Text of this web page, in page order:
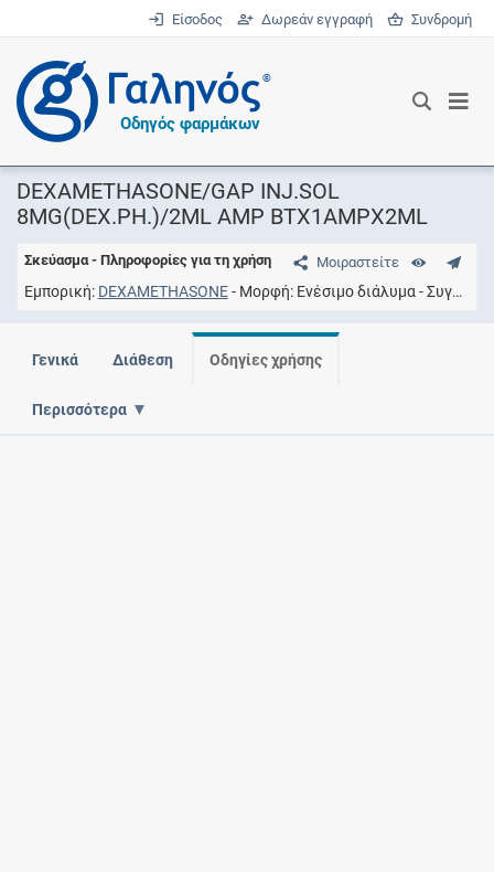
Είσοδος Δωρεάν εγγραφή Συνδρομή
®
Οδηγός φαρμάκων
DEXAMETHASONE/GAP INJ.SOL
8MG(DEX.PH.)/2ML AMP BTX1AMPX2ML
Μοιραστείτε
Σκεύασμα - Πληροφορίες για τη χρήση
Εμπορική DEXAMETHASONE Μορφή Eνέσιμο διάλυμα Συγκέντρωση
Γενικά Διάθεση Οδηγίες χρήσης
Περισσότερα